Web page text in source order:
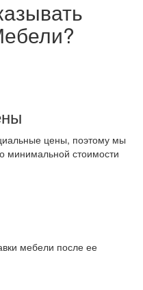
цены, поэтому мы
минимальной стоимости
мебели после ее